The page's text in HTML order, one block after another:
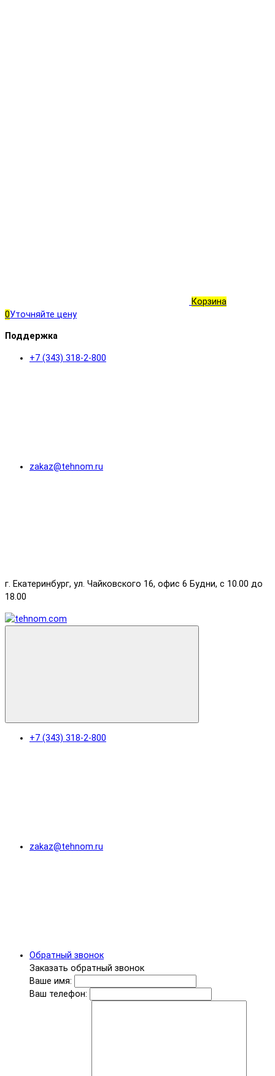
Корзина
0Уточняйте цену
Поддержка
+7 (343) 318-2-800
zakaz@tehnom.ru
г. Екатеринбург, ул. Чайковского 16, офис 6 Будни, с 10.00 до
18.00
+7 (343) 318-2-800
zakaz@tehnom.ru
Обратный звонок
Заказать обратный звонок
Ваше имя:
Ваш телефон: